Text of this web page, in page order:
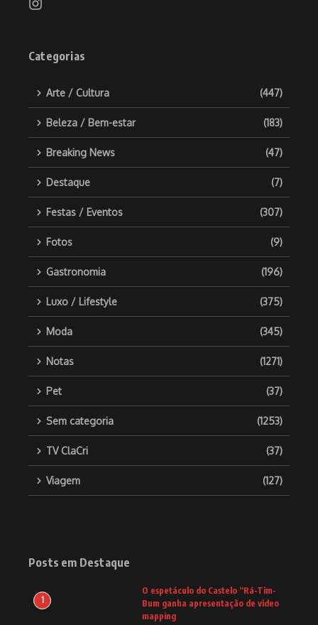
Categorias
Arte / Cultura (447)
Beleza / Bem-estar (183)
Breaking News (47)
Destaque (7)
Festas / Eventos (307)
Fotos (9)
Gastronomia (196)
Luxo / Lifestyle (375)
Moda (345)
Notas (1271)
Pet (37)
Sem categoria (1253)
TV ClaCri (37)
Viagem (127)
Posts em Destaque
1
O espetáculo do Castelo “Rá-Tim-
Bum ganha apresentação de video
mapping